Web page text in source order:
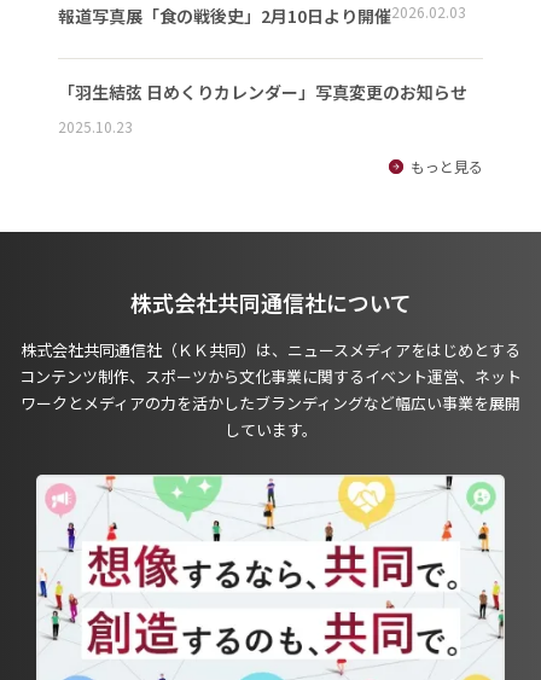
報道写真展「食の戦後史」2月10日より開催2026.02.03
「羽生結弦 日めくりカレンダー」写真変更のお知らせ
2025.10.23
もっと見る
株式会社共同通信社について
株式会社共同通信社（ＫＫ共同）は、ニュースメディアをはじめとする
コンテンツ制作、スポーツから文化事業に関するイベント運営、ネット
ワークとメディアの力を活かしたブランディングなど幅広い事業を展開
しています。